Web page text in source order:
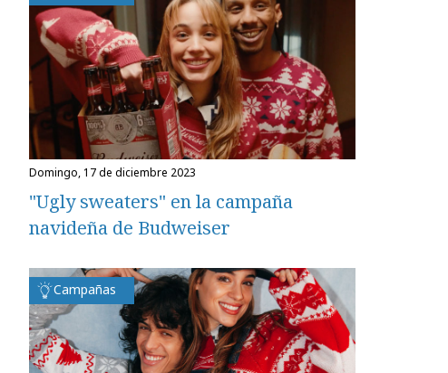
domingo, 17 de diciembre 2023
"Ugly sweaters" en la campaña
navideña de Budweiser
Campañas